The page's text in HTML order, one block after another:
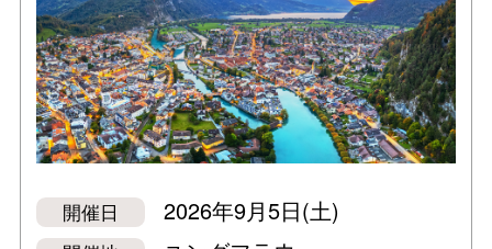
開催日 2026年9月5日(土)